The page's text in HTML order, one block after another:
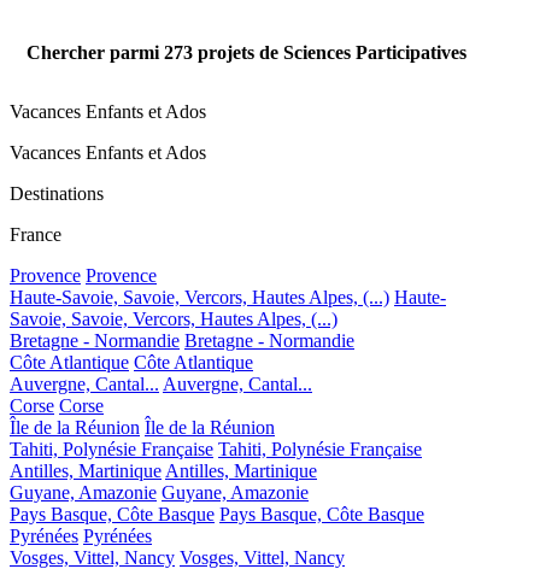
Chercher parmi 273 projets de Sciences Participatives
Vacances Enfants et Ados
Vacances Enfants et Ados
Destinations
France
Provence Provence
Haute-Savoie, Savoie, Vercors, Hautes Alpes, (...) Haute-
Savoie, Savoie, Vercors, Hautes Alpes, (...)
Bretagne - Normandie Bretagne - Normandie
Côte Atlantique Côte Atlantique
Auvergne, Cantal... Auvergne, Cantal...
Corse Corse
Île de la Réunion Île de la Réunion
Tahiti, Polynésie Française Tahiti, Polynésie Française
Antilles, Martinique Antilles, Martinique
Guyane, Amazonie Guyane, Amazonie
Pays Basque, Côte Basque Pays Basque, Côte Basque
Pyrénées Pyrénées
Vosges, Vittel, Nancy Vosges, Vittel, Nancy